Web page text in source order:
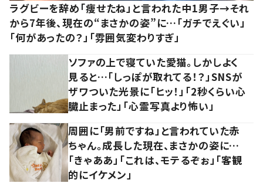
ラグビーを辞め「痩せたね」と言われた中1男子→それ
から7年後、現在の“まさかの姿”に…「ガチでえぐい」
「何があったの？」「雰囲気変わりすぎ」
ソファの上で寝ていた愛猫。しかしよく
見ると…「しっぽが取れてる！？」SNSが
ザワついた光景に「ヒッ！」「2秒くらい心
臓止まった」「心霊写真より怖い」
周囲に「男前ですね」と言われていた赤
ちゃん。成長した現在、まさかの姿に…
「きゃああ」「これは、モテるぞぉ」「客観
的にイケメン」